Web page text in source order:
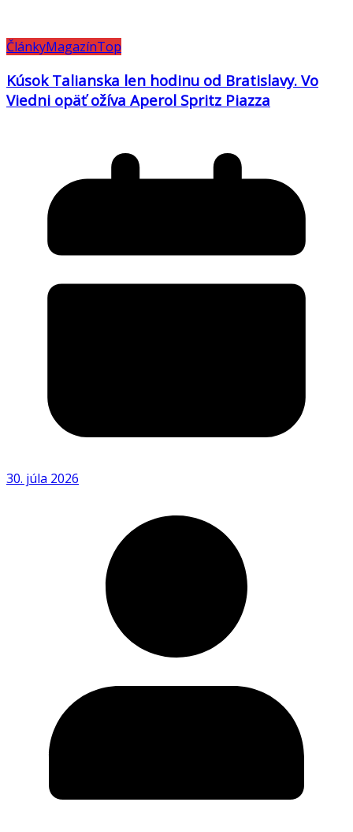
ČlánkyMagazínTop
Kúsok Talianska len hodinu od Bratislavy. Vo
Viedni opäť ožíva Aperol Spritz Piazza
30. júla 2026